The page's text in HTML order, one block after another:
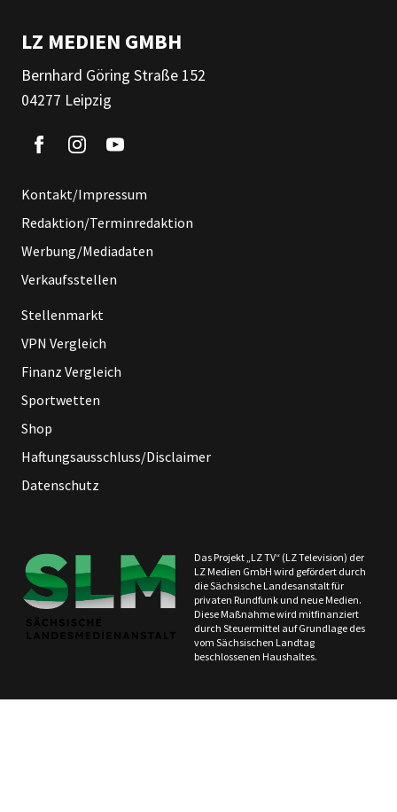
LZ MEDIEN GMBH
Bernhard Göring Straße 152
04277 Leipzig
Kontakt/Impressum
Redaktion/Terminredaktion
Werbung/Mediadaten
Verkaufsstellen
Stellenmarkt
VPN Vergleich
Finanz Vergleich
Sportwetten
Shop
Haftungsausschluss/Disclaimer
Datenschutz
Das Projekt „LZ TV“ (LZ Television) der
LZ Medien GmbH wird gefördert durch
die Sächsische Landesanstalt für
privaten Rundfunk und neue Medien.
Diese Maßnahme wird mitfinanziert
durch Steuermittel auf Grundlage des
vom Sächsischen Landtag
beschlossenen Haushaltes.